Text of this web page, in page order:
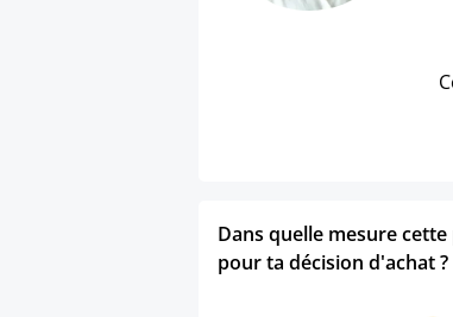
Dans quelle mesure
pour ta décision d'achat ?